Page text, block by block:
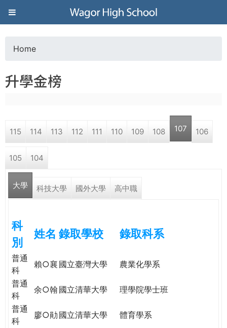
Jump to navigation
葳
格
高
學
格。
o
a
r
e
e
r
e
Home
升學金榜
115 114 113 112 111 110 109 108 107 106
105 104
大學 科技大學 國外大學 高中職
科
別
姓名 錄取學校 錄取科系
普通
科
賴○襄 國立臺灣大學
農業化學系
普通
科
余○翰 國立清華大學
理學院學士班
普通
科
廖○勛 國立清華大學
體育學系